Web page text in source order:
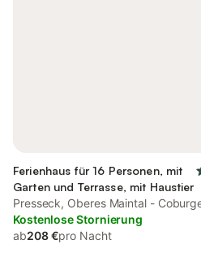
Ferienhaus für 16 Personen, mit
Garten und Terrasse, mit Haustier
Presseck, Oberes Maintal -
Land
Kostenlose Stornierung
ab208 €pro Nacht